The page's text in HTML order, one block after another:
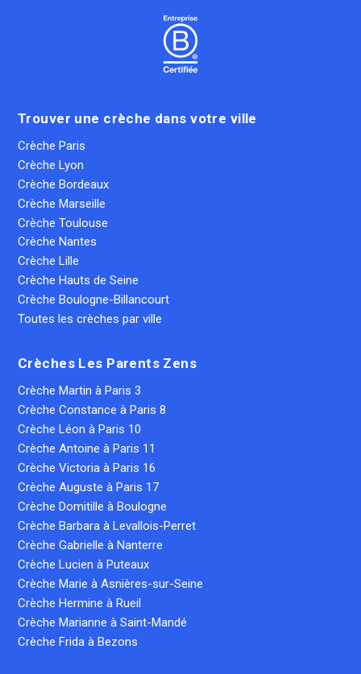
Trouver une crèche dans votre ville
Crèche Paris
Crèche Lyon
Crèche Bordeaux
Crèche Marseille
Crèche Toulouse
Crèche Nantes
Crèche Lille
Crèche Hauts de Seine
Crèche Boulogne-Billancourt
Toutes les crèches par ville
Crèches Les Parents Zens
Crèche Martin à Paris 3
Crèche Constance à Paris 8
Crèche Léon à Paris 10
Crèche Antoine à Paris 11
Crèche Victoria à Paris 16
Crèche Auguste à Paris 17
Crèche Domitille à Boulogne
Crèche Barbara à Levallois-Perret
Crèche Gabrielle à Nanterre
Crèche Lucien à Puteaux
Crèche Marie à Asnières-sur-Seine
Crèche Hermine à Rueil
Crèche Marianne à Saint-Mandé
Crèche Frida à Bezons